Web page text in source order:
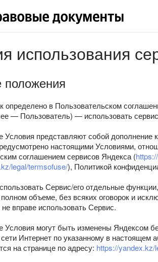
использования
определено в Пользовательском
— Пользователь) — использовать
Условия представляют собой дополнение
настоящими Условиями,
соглашением сервисов Яндекса (
legal/termsofuse/), Политикой
Сервис/его отдельные
объеме, без всяких оговорок и
вправе использовать Сервис.
Условия могут быть изменены Яндексом
Интернет по указанному в
на странице по адресу: https://